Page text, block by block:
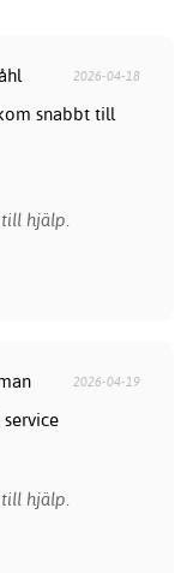
2026-04-18
snabbt till
hjälp.
2026-04-19
hjälp.